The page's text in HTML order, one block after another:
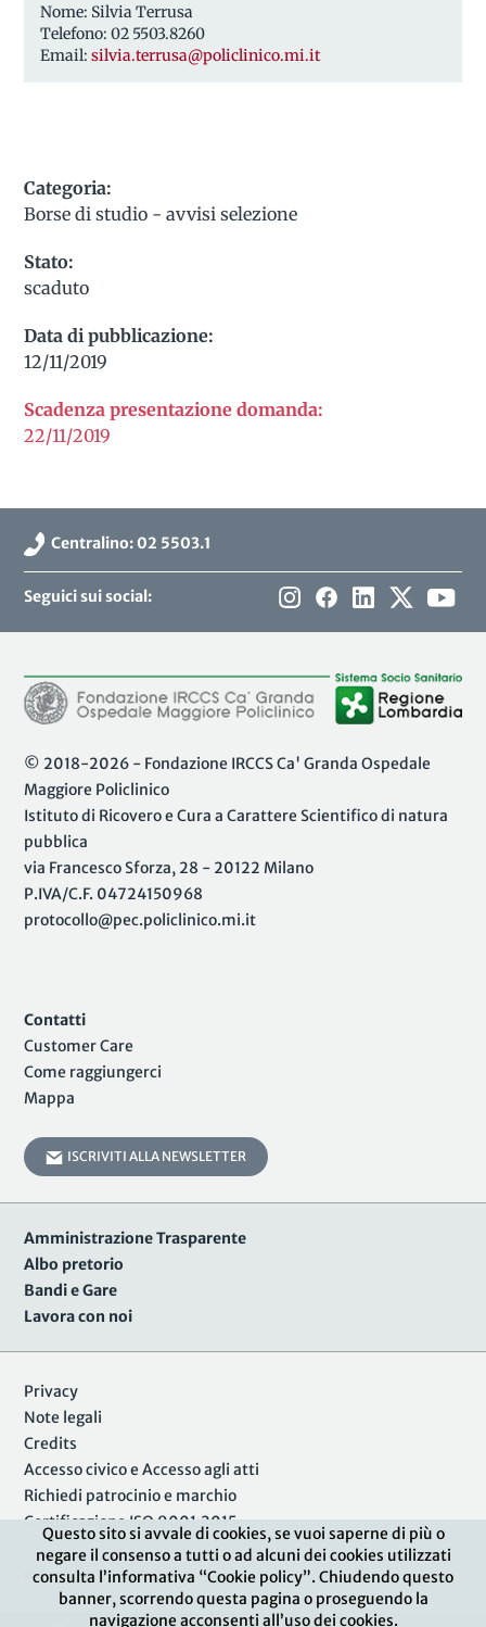
Questo sito si avvale di cookies, se vuoi saperne di più o
negare il consenso a tutti o ad alcuni dei cookies utilizzati
consulta l’informativa “Cookie policy”. Chiudendo questo
banner, scorrendo questa pagina o proseguendo la
navigazione acconsenti all’uso dei cookies.
Nome: Silvia Terrusa
Telefono: 02 5503.8260
Email:silvia.terrusa@policlinico.mi.it
Categoria:
Borse di studio - avvisi selezione
Stato:
scaduto
Data di pubblicazione:
12/11/2019
Scadenza presentazione domanda:
22/11/2019
Centralino: 02 5503.1
Seguici sui social:
© 2018-2026 - Fondazione IRCCS Ca' Granda Ospedale
Maggiore Policlinico
Istituto di Ricovero e Cura a Carattere Scientifico di natura
pubblica
via Francesco Sforza, 28 - 20122 Milano
P.IVA/C.F. 04724150968
protocollo@pec.policlinico.mi.it
Contatti
Customer Care
Come raggiungerci
Mappa
ISCRIVITI ALLA NEWSLETTER
Amministrazione Trasparente
Albo pretorio
Bandi e Gare
Lavora con noi
Privacy
Note legali
Credits
Accesso civico e Accesso agli atti
Richiedi patrocinio e marchio
Certificazione ISO 9001:2015
Area Riservata